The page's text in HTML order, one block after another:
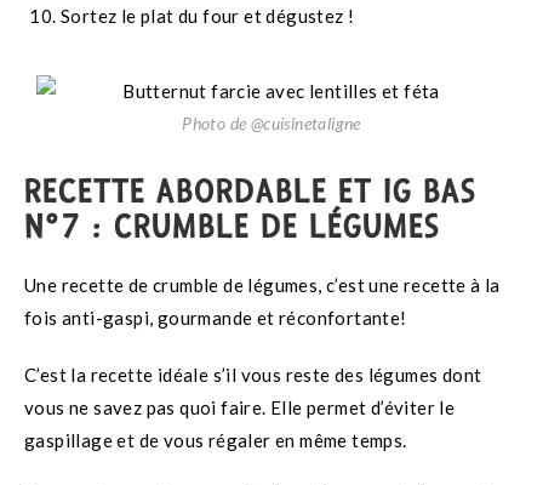
Sortez le plat du four et dégustez !
Photo de @cuisinetaligne
RECETTE ABORDABLE ET IG BAS
N°7 : CRUMBLE DE LÉGUMES
Une recette de crumble de légumes, c’est une recette à la
fois anti-gaspi, gourmande et réconfortante!
C’est la recette idéale s’il vous reste des légumes dont
vous ne savez pas quoi faire. Elle permet d’éviter le
gaspillage et de vous régaler en même temps.